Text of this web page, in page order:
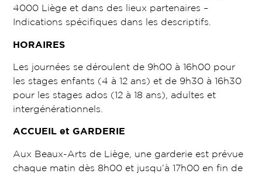
4000 Liège et dans des lieux partenaires –
Indications spécifiques dans les descriptifs.
HORAIRES
Les journées se déroulent de 9h00 à 16h00 pour
les stages enfants (4 à 12 ans) et de 9h30 à 16h30
pour les stages ados (12 à 18 ans), adultes et
intergénérationnels.
ACCUEIL et GARDERIE
Aux Beaux-Arts de Liège, une garderie est prévue
chaque matin dès 8h00 et jusqu’à 17h00 en fin de